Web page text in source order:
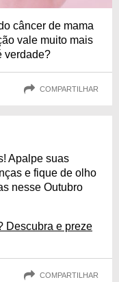
câncer de mama
vale muito mais
verdade?
COMPARTILHAR
Apalpe suas
e fique de olho
nesse Outubro
Descubra e preze
COMPARTILHAR